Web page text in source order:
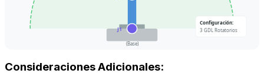
J1
(Base)
Configuración:
3 GDL Rotatorios
Consideraciones Adicionales: